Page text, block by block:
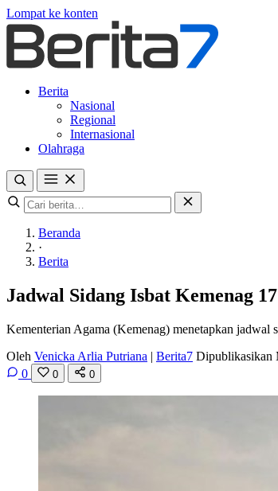
Lompat ke konten
Berita
Nasional
Regional
Internasional
Olahraga
Beranda
·
Berita
Jadwal Sidang Isbat Kemenag
Kementerian Agama (Kemenag) menetapkan jadwal
Oleh Venicka Arlia Putriana | Berita7 Dipublikasikan
0
0 0